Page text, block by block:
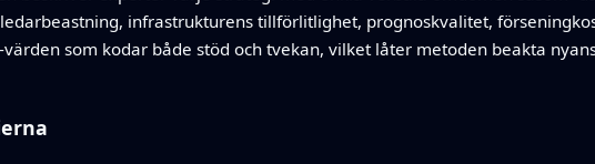
infrastrukturens tillförlitlighet, prognoskvalitet,
som kodar både stöd och tvekan, vilket låter metoden beakta